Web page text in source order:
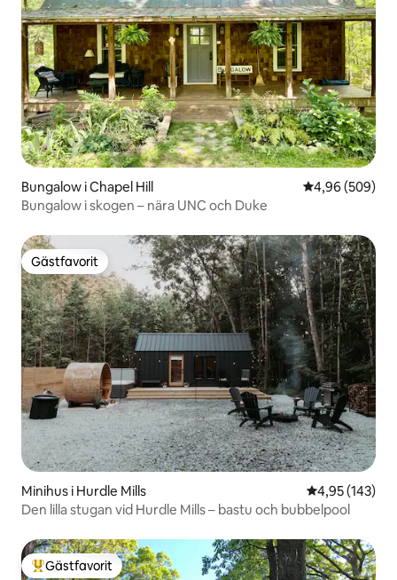
Bungalow i Chapel Hill 4,96 av 5 i
4,96 (509)
Bungalow i skogen – nära UNC och Duke
Gästfavorit
Gästfavorit
Minihus i Hurdle Mills 4,95 av 5 i
4,95 (143)
Den lilla stugan vid Hurdle Mills – bastu och bubbelpool
Populär gästfavorit
Gästfavorit